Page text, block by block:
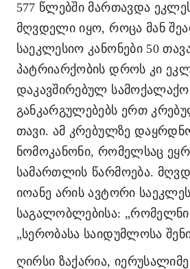
577 წლებში მართავდა
მღვდელი იყო, როცა მან
საეკლესიო კანონები 50
პატრიარქობის დროს კი
დაკავშირებულ სამოქალაქო
განკარგულებებს ერთ
თავი. ამ კრებულზე
ნომოკანონი, რომელსაც
სამართლის წარმოება.
იოანე არის ავტორი
საგალობლებისა: „რომელნი
„სერობასა საიდუმლოსა
ღირსი ზაქარია,